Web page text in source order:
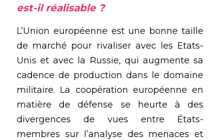
est-il réalisable ?
L’Union européenne est une bonne taille
de marché pour rivaliser avec les Etats-
Unis et avec la Russie, qui augmente sa
cadence de production dans le domaine
militaire. La coopération européenne en
matière de défense se heurte à des
divergences de vues entre États-
membres sur l’analyse des menaces et